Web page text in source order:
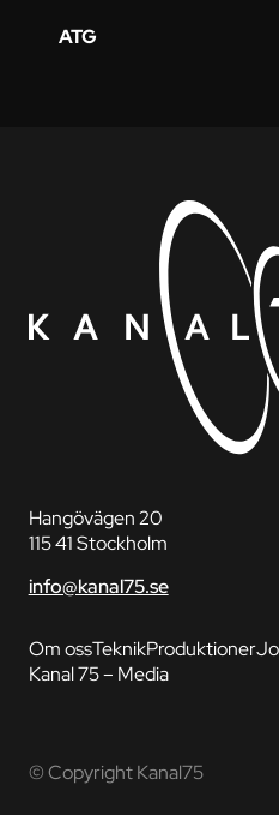
ATG
Hangövägen 20
115 41 Stockholm
info@kanal75.se
Om ossTeknikProduktioner
Kanal 75 – Media
© Copyright Kanal75